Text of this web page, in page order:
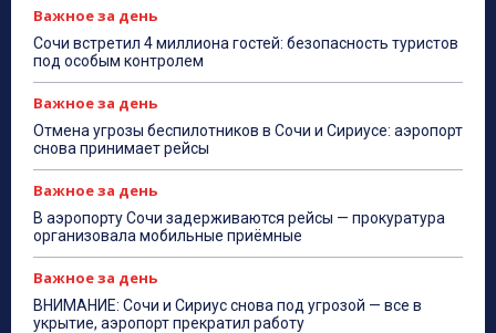
Важное за день
Сочи встретил 4 миллиона гостей: безопасность туристов
под особым контролем
Важное за день
Отмена угрозы беспилотников в Сочи и Сириусе: аэропорт
снова принимает рейсы
Важное за день
В аэропорту Сочи задерживаются рейсы — прокуратура
организовала мобильные приёмные
Важное за день
ВНИМАНИЕ: Сочи и Сириус снова под угрозой — все в
укрытие, аэропорт прекратил работу